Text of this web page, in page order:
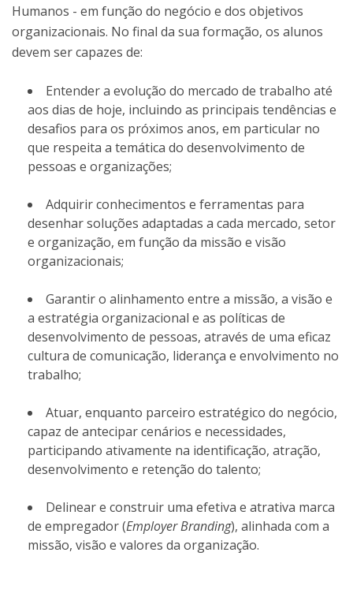
Humanos - em função do negócio e dos objetivos
organizacionais. No final da sua formação, os alunos
devem ser capazes de:
Entender a evolução do mercado de trabalho até
aos dias de hoje, incluindo as principais tendências e
desafios para os próximos anos, em particular no
que respeita a temática do desenvolvimento de
pessoas e organizações;
Adquirir conhecimentos e ferramentas para
desenhar soluções adaptadas a cada mercado, setor
e organização, em função da missão e visão
organizacionais;
Garantir o alinhamento entre a missão, a visão e
a estratégia organizacional e as políticas de
desenvolvimento de pessoas, através de uma eficaz
cultura de comunicação, liderança e envolvimento no
trabalho;
Atuar, enquanto parceiro estratégico do negócio,
capaz de antecipar cenários e necessidades,
participando ativamente na identificação, atração,
desenvolvimento e retenção do talento;
Delinear e construir uma efetiva e atrativa marca
de empregador (Employer Branding), alinhada com a
missão, visão e valores da organização.